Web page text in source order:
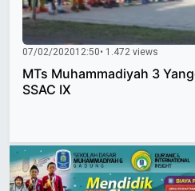
07/02/202012:50• 1.472 views
MTs Muhammadiyah 3
SSAC IX